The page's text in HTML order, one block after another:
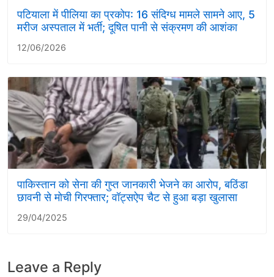
पटियाला में पीलिया का प्रकोप: 16 संदिग्ध मामले सामने आए, 5
मरीज अस्पताल में भर्ती; दूषित पानी से संक्रमण की आशंका
12/06/2026
पाकिस्तान को सेना की गुप्त जानकारी भेजने का आरोप, बठिंडा
छावनी से मोची गिरफ्तार; वॉट्सऐप चैट से हुआ बड़ा खुलासा
29/04/2025
Leave a Reply